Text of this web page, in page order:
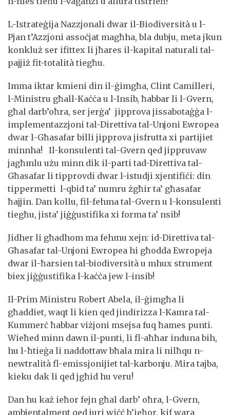
L-Istrateġija Nazzjonali dwar il-Biodiversità u l-
Pjan t’Azzjoni assoċjat magħha, bla dubju, meta jkun
konkluż ser ifittex li jħares il-kapital naturali tal-
pajjiż fit-totalità tiegħu.
Imma iktar kmieni din il-ġimgħa, Clint Camilleri,
l-Ministru għall-Kaċċa u l-Insib, ħabbar li l-Gvern,
għal darb’oħra, ser jerġa’ jipprova jissabotaġġa l-
implementazzjoni tal-Direttiva tal-Unjoni Ewropea
dwar l-Għasafar billi jipprova jisfrutta xi partijiet
minnha! Il-konsulenti tal-Gvern qed jippruvaw
jagħmlu użu minn dik il-parti tad-Direttiva tal-
Għasafar li tipprovdi dwar l-istudji xjentifiċi: din
tippermetti l-qbid ta’ numru żgħir ta’ għasafar
ħajjin. Dan kollu, fil-fehma tal-Gvern u l-konsulenti
tiegħu, jista’ jiġġustifika xi forma ta’ nsib!
Jidher li għadhom ma fehmu xejn: id-Direttiva tal-
Għasafar tal-Unjoni Ewropea hi għodda Ewropeja
dwar il-ħarsien tal-biodiversità u mhux strument
biex jiġġustifika l-kaċċa jew l-insib!
Il-Prim Ministru Robert Abela, il-ġimgħa li
għaddiet, waqt li kien qed jindirizza l-Kamra tal-
Kummerċ ħabbar viżjoni msejsa fuq ħames punti.
Wieħed minn dawn il-punti, li fl-aħħar induna bih,
hu l-ħtieġa li naddottaw bħala mira li nilħqu n-
newtralità fl-emissjonijiet tal-karbonju. Mira tajba,
kieku dak li qed jgħid hu veru!
Dan hu każ ieħor fejn għal darb’ oħra, l-Gvern,
ambjentalment qed juri wiċċ b’ieħor, kif wara